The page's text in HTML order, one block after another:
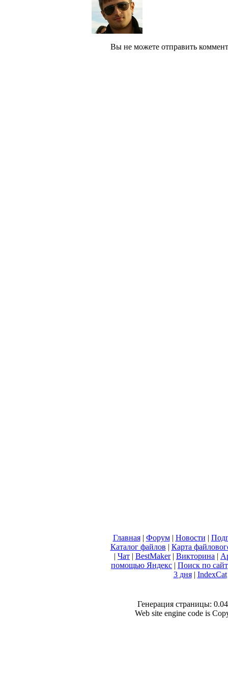
Вы не можете отправить
Главная| Форум| Новости |
Каталог файлов | Карта
| Чат | BestMaker| Викторина |
помощью Яндекс | Поиск по
3 дня| IndexCat
Генерация страницы:
Web site engine code is